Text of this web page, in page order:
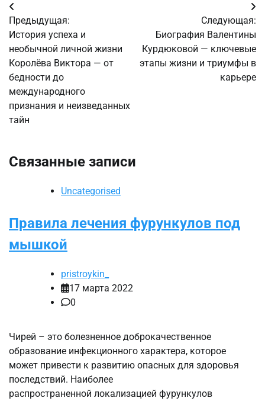
Навигация
по
записям
Предыдущая:
История успеха и
необычной личной жизни
Королёва Виктора — от
бедности до
международного
признания и неизведанных
тайн
Следующая:
Биография Валентины
Курдюковой — ключевые
этапы жизни и триумфы в
карьере
Связанные записи
Uncategorised
Правила лечения фурункулов под
мышкой
pristroykin_
17 марта 2022
0
Чирей – это болезненное доброкачественное
образование инфекционного характера, которое
может привести к развитию опасных для здоровья
последствий. Наиболее
распространенной локализацией фурункулов